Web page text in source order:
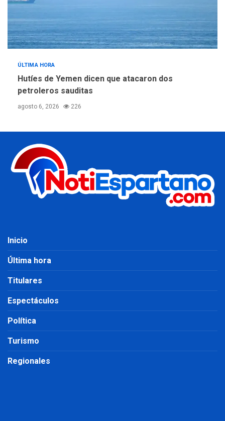
ÚLTIMA HORA
Hutíes de Yemen dicen que atacaron dos
petroleros sauditas
agosto 6, 2026 226
Inicio
Última hora
Titulares
Espectáculos
Política
Turismo
Regionales